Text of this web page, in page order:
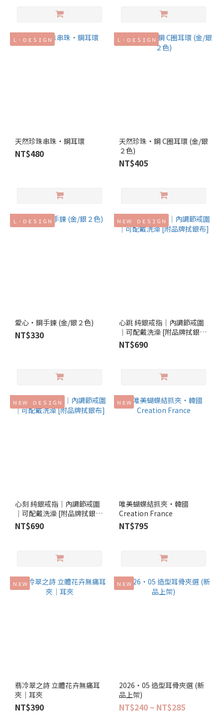
Ｌ．ＤＥＳＩＧＮ
天然珍珠串珠‧鋼耳環
NT$480
Ｌ．ＤＥＳＩＧＮ
天然珍珠‧鋼 C圈耳環 (金/銀
２色)
NT$405
Ｌ．ＤＥＳＩＧＮ
愛心‧鋼手鍊 (金/銀２色)
NT$330
ＮＥＷ ＤＥＳＩＧＮ
心跳 純銀戒指│內調節戒圍
│可配戴洗澡 [附品牌拭銀
布]
NT$690
ＮＥＷ ＤＥＳＩＧＮ
心刻 純銀戒指│內調節戒圍
│可配戴洗澡 [附品牌拭銀
布]
NT$690
ＮＥＷ
唯美蝴蝶結抓夾‧韓國
Creation France
NT$795
ＮＥＷ
翡冷翠之詩 立體花卉無痛耳
夾｜耳夾
NT$390
ＮＥＷ
2026‧05 造型耳骨夾選 (新
品上架)
NT$240 ~ NT$285